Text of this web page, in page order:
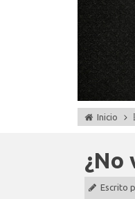
Inicio
¿No
Escrito